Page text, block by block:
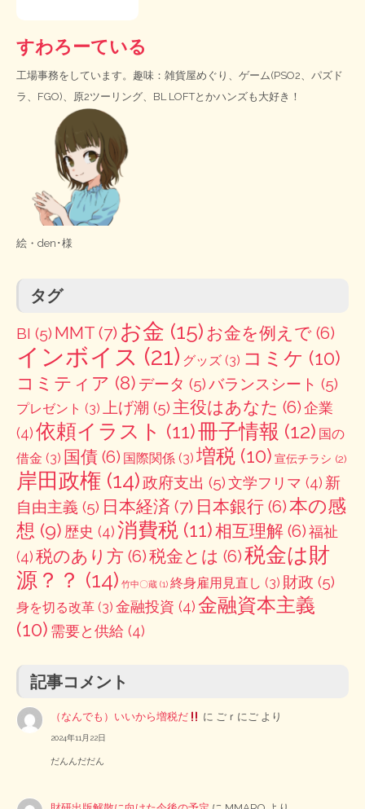
すわろーている
工場事務をしています。趣味：雑貨屋めぐり、ゲーム(PSO2、パズド
ラ、FGO)、原2ツーリング、BL LOFTとかハンズも大好き！
絵・ den･様
タグ
BI (5) MMT (7) お金 (15) お金を例えで (6)
インボイス (21) グッズ (3) コミケ (10)
コミティア (8) データ (5)バランスシート (5)
プレゼント (3) 上げ潮 (5) 主役はあなた (6)企業
(4)依頼イラスト (11)冊子情報 (12) 国の
借金 (3) 国債 (6) 国際関係 (3) 増税 (10) 宣伝チラシ (2)
岸田政権 (14)政府支出 (5)文学フリマ (4) 新
自由主義 (5) 日本経済 (7) 日本銀行 (6)本の感
想 (9) 歴史 (4)消費税 (11)相互理解 (6)福祉
(4)税のあり方 (6)税金とは (6)税金は財
源？？ (14) 竹中〇蔵 (1) 終身雇用見直し (3) 財政 (5)
身を切る改革 (3) 金融投資 (4)金融資本主義
(10) 需要と供給 (4)
記事コメント
（なんでも）いいから増税だ に ごｒにご より
2024年11月22日
だんんだだん